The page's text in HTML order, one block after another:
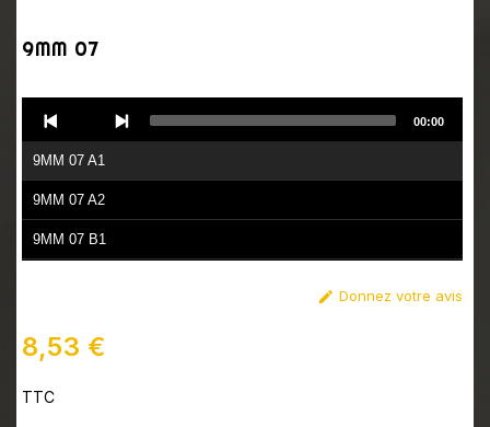
9MM 07
Player
9MM 07 A1
9MM 07 A2
9MM 07 B1
00:00
 Donnez votre avis
8,53 €
TTC